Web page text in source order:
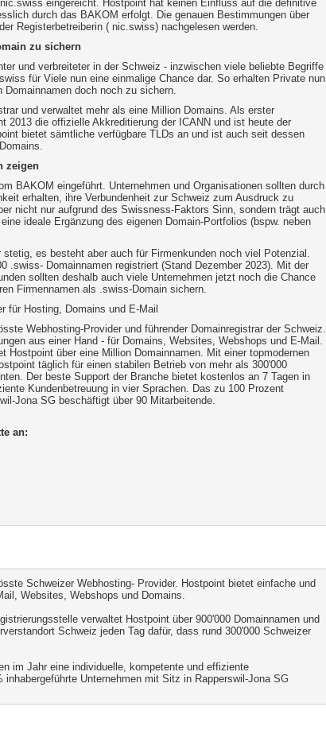
eingereicht. Hostpoint hat keinen Einfluss auf die definitive
durch das BAKOM erfolgt. Die genauen Bestimmungen über
Registerbetreiberin ( nic.swiss) nachgelesen werden.
zu sichern
und verbreiteter in der Schweiz - inzwischen viele beliebte Begriffe
für Viele nun eine einmalige Chance dar. So erhalten Private nun
doch noch zu sichern.
und verwaltet mehr als eine Million Domains. Als erster
2013 die offizielle Akkreditierung der ICANN und ist heute der
bietet sämtliche verfügbare TLDs an und ist auch seit dessen
zeigen
BAKOM eingeführt. Unternehmen und Organisationen sollten durch
erhalten, ihre Verbundenheit zur Schweiz zum Ausdruck zu
nicht nur aufgrund des Swissness-Faktors Sinn, sondern trägt auch
ideale Ergänzung des eigenen Domain-Portfolios (bspw. neben
es besteht aber auch für Firmenkunden noch viel Potenzial.
.swiss- Domainnamen registriert (Stand Dezember 2023). Mit der
sollten deshalb auch viele Unternehmen jetzt noch die Chance
Firmennamen als .swiss-Domain sichern.
für Hosting, Domains und E-Mail
Webhosting-Provider und führender Domainregistrar der Schweiz.
aus einer Hand - für Domains, Websites, Webshops und E-Mail.
Hostpoint über eine Million Domainnamen. Mit einer topmodernen
täglich für einen stabilen Betrieb von mehr als 300'000
Der beste Support der Branche bietet kostenlos an 7 Tagen in
Kundenbetreuung in vier Sprachen. Das zu 100 Prozent
Jona SG beschäftigt über 90 Mitarbeitende.
an:
Schweizer Webhosting- Provider. Hostpoint bietet einfache und
Websites, Webshops und Domains.
verwaltet Hostpoint über 900'000 Domainnamen und
Schweiz jeden Tag dafür, dass rund 300'000 Schweizer
im Jahr eine individuelle, kompetente und effiziente
Unternehmen mit Sitz in Rapperswil-Jona SG